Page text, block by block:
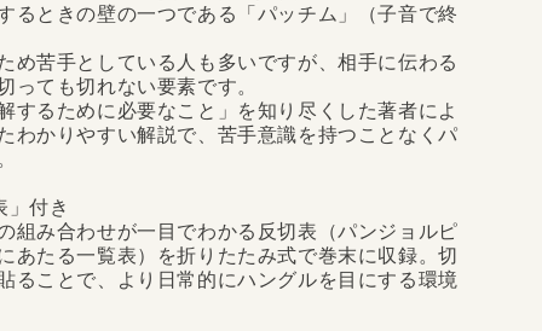
るときの壁の一つである「パッチム」（子音で終
め苦手としている人も多いですが、相手に伝わる
っても切れない要素です。
するために必要なこと」を知り尽くした著者によ
わかりやすい解説で、苦手意識を持つことなくパ
」付き
組み合わせが一目でわかる反切表（パンジョルピ
あたる一覧表）を折りたたみ式で巻末に収録。切
ることで、より日常的にハングルを目にする環境